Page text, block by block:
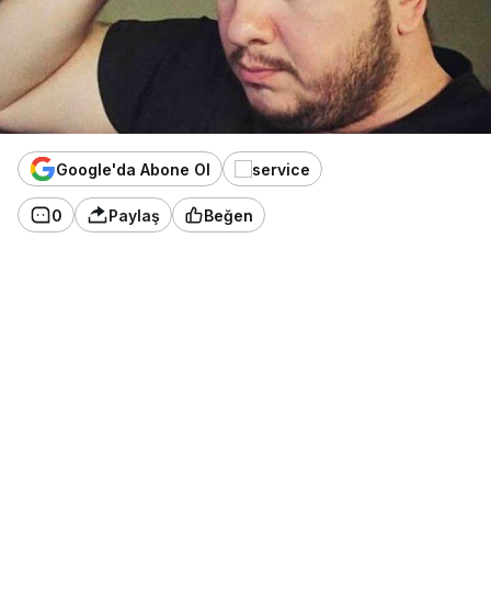
Google'da Abone Ol
0 Paylaş Beğen